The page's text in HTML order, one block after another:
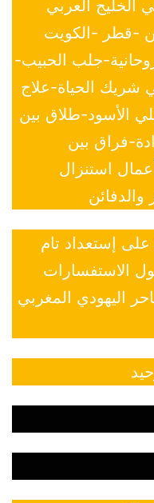
الخليج العربي
-قطر -الكويت
جلب الحبيب-
شريك الحياة-علاج
الأسود-طلاق بين
فراق بين
استنزال
على إستعداد تام
الاستفسارات
اليهودي المغربي